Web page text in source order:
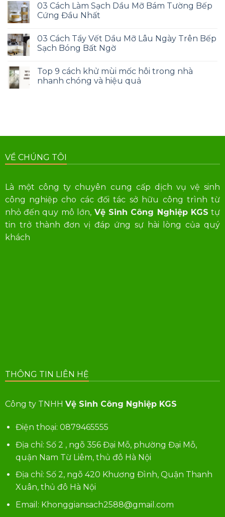
03 Cách Làm Sạch Dầu Mỡ Bám Tường Bếp
Cứng Đầu Nhất
03 Cách Tẩy Vết Dầu Mỡ Lâu Ngày Trên Bếp
Sạch Bóng Bất Ngờ
Top 9 cách khử mùi mốc hôi trong nhà
nhanh chóng và hiệu quả
VỀ CHÚNG TÔI
Là một công ty chuyên cung cấp dịch vụ vệ sinh
công nghiệp cho các đối tác sở hữu công trình từ
nhỏ đến quy mô lớn,Vệ Sinh Công Nghiệp KGS tự
tin trở thành đơn vị đáp ứng sự hài lòng của quý
khách
THÔNG TIN LIÊN HỆ
Công ty TNHH Vệ Sinh Công Nghiệp KGS
Điện thoại: 0879465555
Địa chỉ: Số 2 , ngõ 356 Đại Mỗ, phường Đại Mỗ,
quận Nam Từ Liêm, thủ đô Hà Nội
Địa chỉ: Số 2, ngõ 420 Khương Đình, Quận Thanh
Xuân, thủ đô Hà Nội
Email: Khonggiansach2588@gmail.com